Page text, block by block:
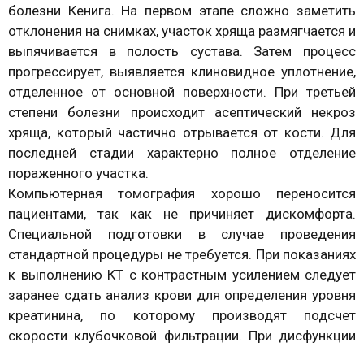
болезни Кенига. На первом этапе сложно заметить
отклонения на снимках, участок хряща размягчается и
выпячивается в полость сустава. Затем процесс
прогрессирует, выявляется клиновидное уплотнение,
отделенное от основной поверхности. При третьей
степени болезни происходит асептический некроз
хряща, который частично отрывается от кости. Для
последней стадии характерно полное отделение
пораженного участка.
Компьютерная томография хорошо переносится
пациентами, так как не причиняет дискомфорта.
Специальной подготовки в случае проведения
стандартной процедуры не требуется. При показаниях
к выполнению КТ с контрастным усилением следует
заранее сдать анализ крови для определения уровня
креатинина, по которому производят подсчет
скорости клубочковой фильтрации. При дисфункции